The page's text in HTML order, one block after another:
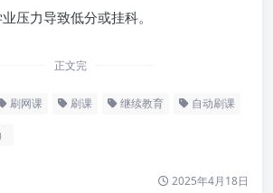
压力导致低分或挂科。
正文完
刷网课 刷课 继续教育 自动刷课
2025年4月18日